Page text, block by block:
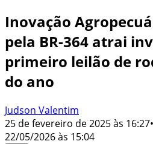
Inovação
pela BR-364 atrai
primeiro leilão de
do ano
Judson Valentim
25 de fevereiro de 2025 às 16:27
22/05/2026 às 15:04